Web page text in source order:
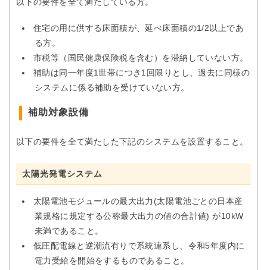
住宅の用に供する床面積が、延べ床面積の1/2以上であ
る方。
市税等（国民健康保険税を含む）を滞納していない方。
補助は同一年度1世帯につき1回限りとし、過去に同様の
システムに係る補助を受けていない方。
補助対象設備
以下の要件を全て満たした下記のシステムを設置すること。
太陽光発電システム
太陽電池モジュールの最大出力(太陽電池ごとの日本産
業規格に規定する公称最大出力の値の合計値) が10kW
未満であること。
低圧配電線と逆潮流有りで系統連系し、令和5年度内に
電力受給を開始をするものであること。